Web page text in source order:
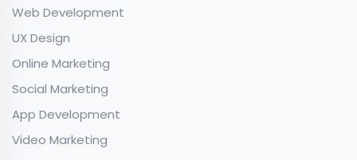
Web Development
UX Design
Online Marketing
Social Marketing
App Development
Video Marketing